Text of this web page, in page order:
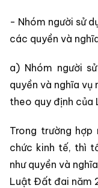
- Nhóm người sử
các quyền và
a) Nhóm người
quyền và nghĩa vụ
theo quy định của
Trong trường
chức kinh tế, thì
như quyền và
Luật Đất đai năm